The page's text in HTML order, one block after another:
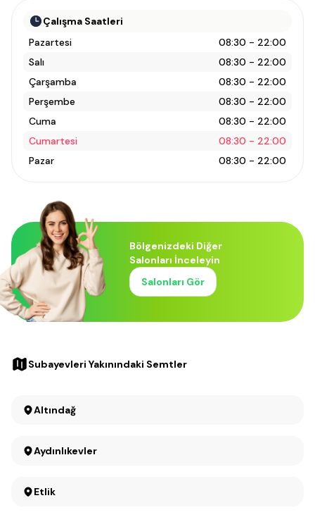
Çalışma Saatleri
Pazartesi
08:30 - 22:00
Salı
08:30 - 22:00
Çarşamba
08:30 - 22:00
Perşembe
08:30 - 22:00
Cuma
08:30 - 22:00
Cumartesi
08:30 - 22:00
Pazar
08:30 - 22:00
Bölgenizdeki Diğer
Salonları İnceleyin
Salonları Gör
Subayevleri Yakınındaki Semtler
Altındağ
Aydınlıkevler
Etlik